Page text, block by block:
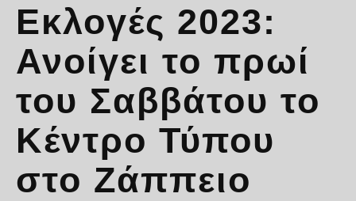
Εκλογές 2023:
Ανοίγει το πρωί
του Σαββάτου το
Κέντρο Τύπου
στο Ζάππειο